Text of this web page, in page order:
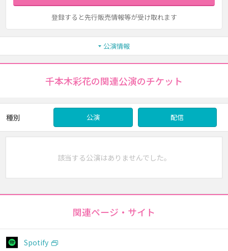
登録すると先行販売情報等が受け取れます
公演情報
千本木彩花の関連公演のチケット
種別 公演 配信
該当する公演はありませんでした。
関連ページ・サイト
Spotify